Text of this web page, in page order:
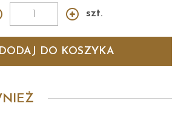
szt.
DODAJ DO KOSZYKA